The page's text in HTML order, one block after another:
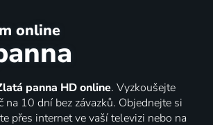
online
panna HD online. Vyzkoušejte
na 10 dní bez závazků. Objednejte si
přes internet ve vaší televizi nebo na